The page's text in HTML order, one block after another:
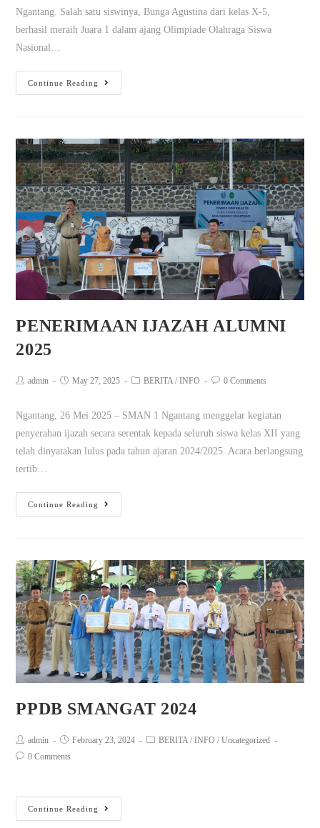
Ngantang. Salah satu siswinya, Bunga Agustina dari kelas X-5,
berhasil meraih Juara 1 dalam ajang Olimpiade Olahraga Siswa
Nasional…
Continue Reading
PENERIMAAN IJAZAH ALUMNI
2025
admin May 27, 2025 BERITA / INFO 0 Comments
Ngantang, 26 Mei 2025 – SMAN 1 Ngantang menggelar kegiatan
penyerahan ijazah secara serentak kepada seluruh siswa kelas XII yang
telah dinyatakan lulus pada tahun ajaran 2024/2025. Acara berlangsung
tertib…
Continue Reading
PPDB SMANGAT 2024
admin February 23, 2024 BERITA / INFO / Uncategorized
0 Comments
Continue Reading